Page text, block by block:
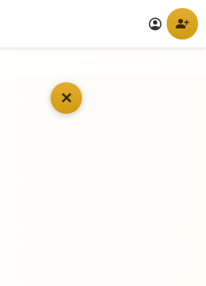
account_circle person_add
✕